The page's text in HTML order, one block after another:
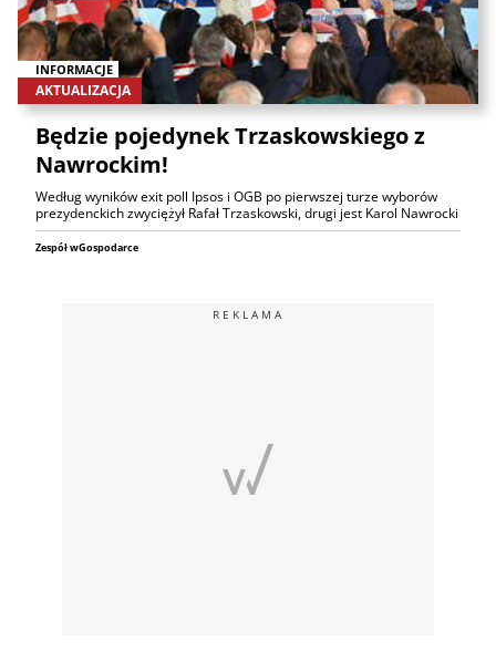
INFORMACJE
AKTUALIZACJA
Będzie pojedynek Trzaskowskiego z
Nawrockim!
Według wyników exit poll Ipsos i OGB po pierwszej turze wyborów
prezydenckich zwyciężył Rafał Trzaskowski, drugi jest Karol Nawrocki
Zespół wGospodarce
REKLAMA